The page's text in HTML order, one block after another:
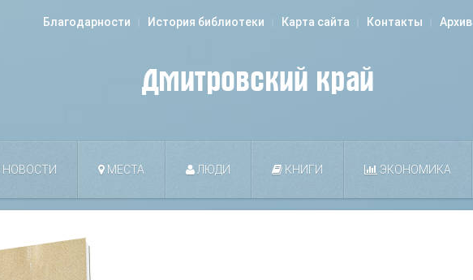
Благодарности История библиотеки Карта сайта Контакты Архив
НОВОСТИ МЕСТА ЛЮДИ КНИГИ ЭКОНОМИКА